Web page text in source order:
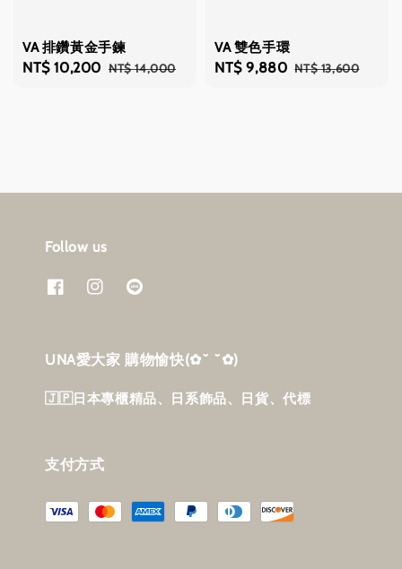
VA 排鑽黃金手鍊
Sale
NT$ 10,200 Regular
NT$ 14,000
VA 雙色手環
Sale
NT$ 9,880 Regular
NT$ 13,600
Follow us
UNA愛大家 購物愉快‎(✿˘ ˘✿)
🇯🇵日本專櫃精品、日系飾品、日貨、代標
支付方式